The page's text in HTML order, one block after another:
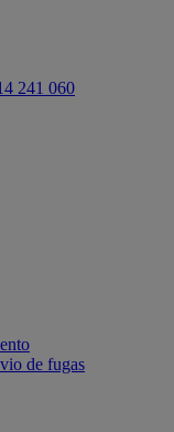
241 060
de fugas